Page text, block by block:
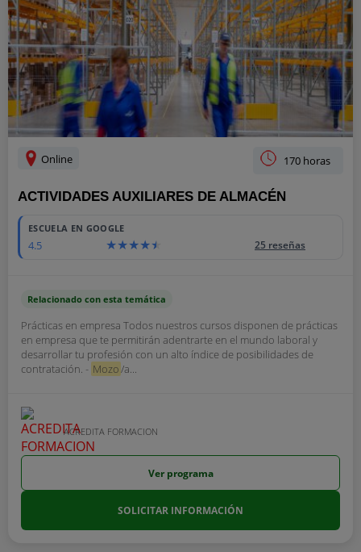
Online 170 horas
ACTIVIDADES AUXILIARES DE ALMACÉN
ESCUELA EN GOOGLE
4.5 25 reseñas
Relacionado con esta temática
Prácticas en empresa Todos nuestros cursos disponen de prácticas
en empresa que te permitirán adentrarte en el mundo laboral y
desarrollar tu profesión con un alto índice de posibilidades de
contratación. - Mozo/a...
ACREDITA FORMACION
Ver programa
SOLICITAR INFORMACIÓN